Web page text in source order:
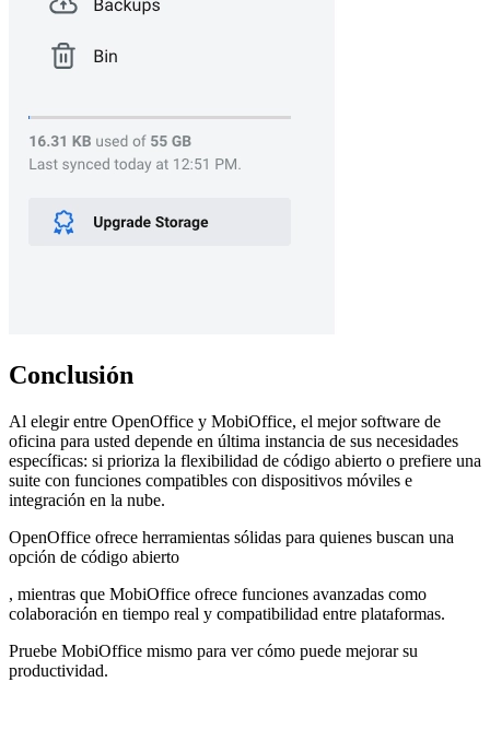
Conclusión
Al elegir entre OpenOffice y MobiOffice, el mejor software de
oficina para usted depende en última instancia de sus necesidades
específicas: si prioriza la flexibilidad de código abierto o prefiere una
suite con funciones compatibles con dispositivos móviles e
integración en la nube.
OpenOffice ofrece herramientas sólidas para quienes buscan una
opción de código abierto
, mientras que MobiOffice ofrece funciones avanzadas como
colaboración en tiempo real y compatibilidad entre plataformas.
Pruebe MobiOffice mismo para ver cómo puede mejorar su
productividad.